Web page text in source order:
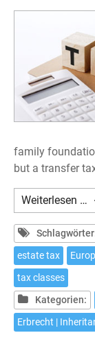
family
but a transfer
Weiterlesen …
estate tax
tax classes
Kategorien:
Erbrecht |